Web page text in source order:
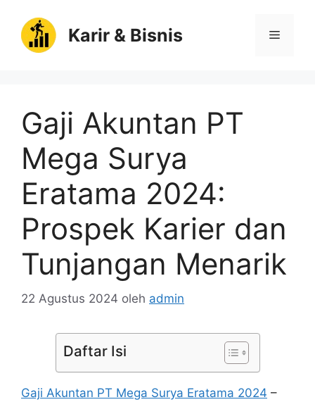
Karir & Bisnis Menu
Gaji Akuntan PT
Mega Surya
Eratama 2024:
Prospek Karier dan
Tunjangan Menarik
22 Agustus 2024 oleh admin
Daftar Isi
Gaji Akuntan PT Mega Surya Eratama 2024 –